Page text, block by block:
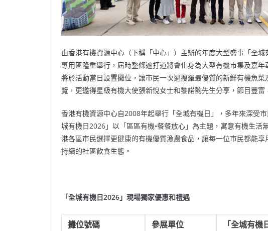
由香港有機資源中心（下稱「中心」）主辦的年度大型盛事「全
專用區隆重舉行，屆時整條遮打道將會化身為大型有機市集及嘉
將於活動當日設置攤位，讓市民一次過搜羅最優質的新鮮有機魚
覽，更邀得星級有機大使張新悅女士和黎諾懿先生分享，節目豐富
香港有機資源中心自2008年起舉行「全城有機日」，多年來深受
城有機日2026」以「區區有機•餐餐放心」為主題，寓意有機生
港各區市民選擇更健康的有機優質漁農食品，讓每一位市民都能
持續的社區飲食生態。
「全城有機日2026」現場獨家優惠和禮遇
攤位號碼 參展單位 「全城有機